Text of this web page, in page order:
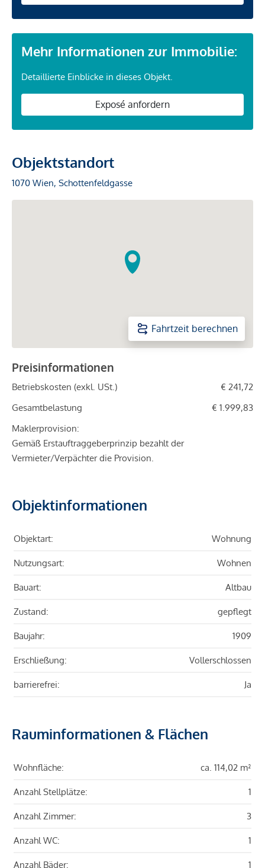
Mehr Informationen zur Immobilie:
Detaillierte Einblicke in dieses Objekt.
Exposé anfordern
Objektstandort
1070 Wien, Schottenfeldgasse
Fahrtzeit berechnen
Preisinformationen
Betriebskosten (exkl. USt.)
€ 241,72
Gesamtbelastung
€ 1.999,83
Maklerprovision:
Gemäß Erstauftraggeberprinzip bezahlt der
Vermieter/Verpächter die Provision.
Objektinformationen
Objektart: Wohnung
Nutzungsart: Wohnen
Bauart: Altbau
Zustand: gepflegt
Baujahr: 1909
Erschließung: Vollerschlossen
barrierefrei: Ja
Rauminformationen & Flächen
Wohnfläche: ca. 114,02 m²
Anzahl Stellplätze: 1
Anzahl Zimmer: 3
Anzahl WC: 1
Anzahl Bäder: 1